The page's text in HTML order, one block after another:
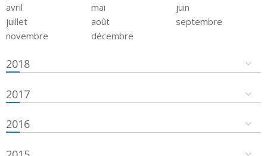
avril
mai
juin
juillet
août
septembre
novembre
décembre
2018
2017
2016